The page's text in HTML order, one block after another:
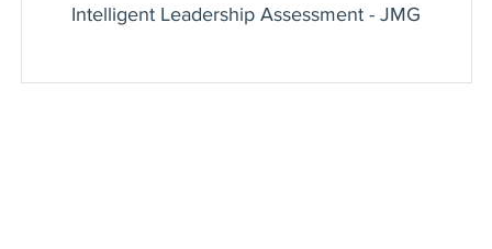
Intelligent Leadership Assessment - JMG